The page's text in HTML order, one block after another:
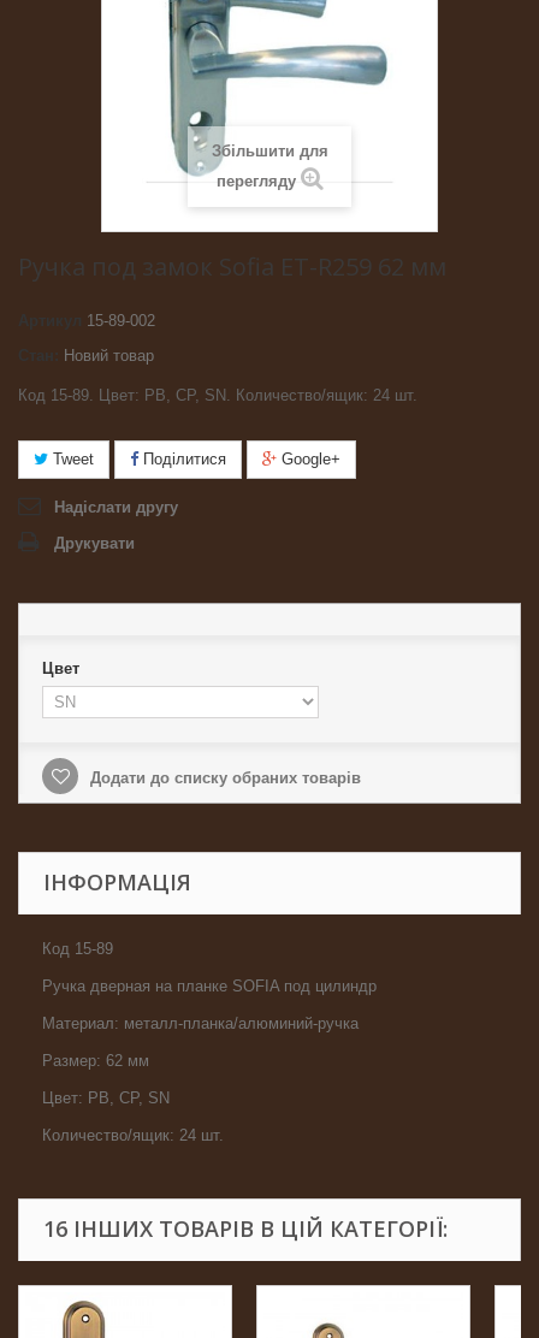
Збільшити для
перегляду
Ручка под замок Sofia ET-R259 62 мм
Артикул
15-89-002
Новий товар
Код 15-89. Цвет: PB, CP, SN. Количество/ящик: 24 шт.
Tweet Поділитися Google+
Надіслати другу
Друкувати
Цвет
Додати до списку обраних товарів
ІНФОРМАЦІЯ
Код 15-89
Ручка дверная на планке SOFIA под цилиндр
Материал: металл-планка/алюминий-ручка
Размер: 62 мм
Цвет: PB, CP, SN
Количество/ящик: 24 шт.
16 ІНШИХ ТОВАРІВ В ЦІЙ КАТЕГОРІЇ: